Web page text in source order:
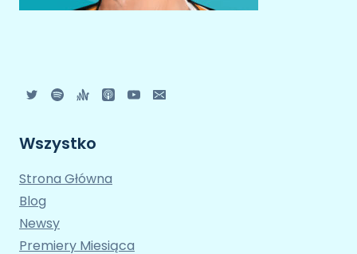
Wszystko
Strona Główna
Blog
Newsy
Premiery Miesiąca